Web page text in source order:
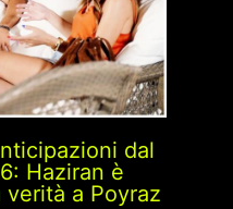
dal
Haziran è
a Poyraz